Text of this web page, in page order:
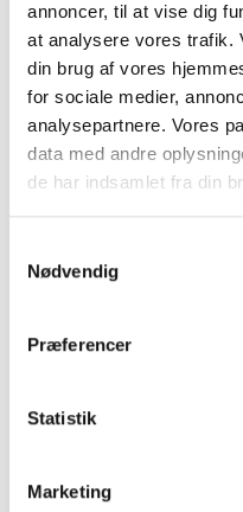
annoncer, til at vise dig
at analysere vores trafik.
din brug af vores
for sociale medier,
analysepartnere. Vores
data med andre
de har indsamlet fra din
Nødvendig
Præferencer
Statistik
Marketing
Vi ser gerne, at det
muligt til gode. Derfor
kultur. I mindre
og borgerforeninger
kræfter. Her kan et
for overlevelse, trivsel
sponsorater kræver vi
sponsorater, der helt
og som giver os visse
til vores medarbejdere.
Tinghallen i Viborg,
VFF spiller bare